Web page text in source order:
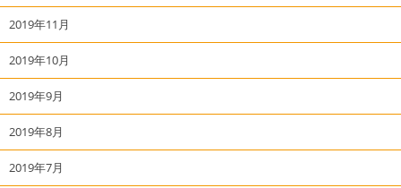
2019年11月
2019年10月
2019年9月
2019年8月
2019年7月